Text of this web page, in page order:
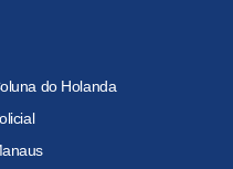
do Holanda